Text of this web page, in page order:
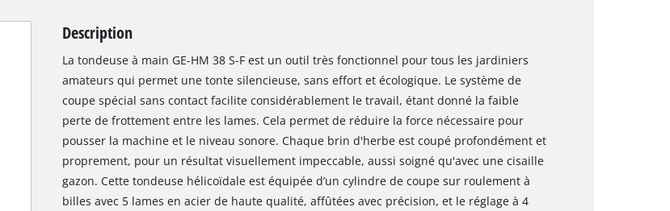
Description
La tondeuse à main GE-HM 38 S-F est un outil très fonctionnel pour tous les jardiniers
amateurs qui permet une tonte silencieuse, sans effort et écologique. Le système de
coupe spécial sans contact facilite considérablement le travail, étant donné la faible
perte de frottement entre les lames. Cela permet de réduire la force nécessaire pour
pousser la machine et le niveau sonore. Chaque brin d'herbe est coupé profondément et
proprement, pour un résultat visuellement impeccable, aussi soigné qu'avec une cisaille
gazon. Cette tondeuse hélicoïdale est équipée d’un cylindre de coupe sur roulement à
billes avec 5 lames en acier de haute qualité, affûtées avec précision, et le réglage à 4